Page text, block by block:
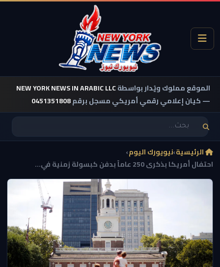
الموقع مملوك ويُدار بواسطةNEW YORK NEWS IN ARABIC LLC
— كيان إعلامي رقمي أمريكي مسجل برقم0451351808
الرئيسية›نيويورك اليوم›
احتفال أمريكا بذكرى 250 عاماً بدفن كبسولة زمنية في...